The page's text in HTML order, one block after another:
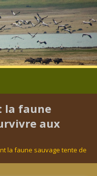
la faune
aux
la faune sauvage tente de